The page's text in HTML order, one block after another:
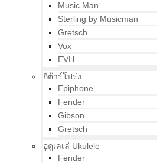
Music Man
Sterling by Musicman
Gretsch
Vox
EVH
กีต้าร์โปร่ง
Epiphone
Fender
Gibson
Gretsch
อูคูเลเล่ Ukulele
Fender